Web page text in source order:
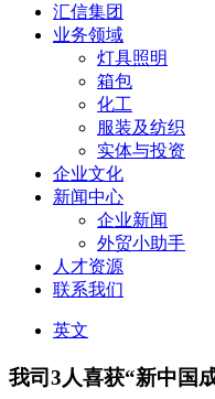
汇信集团
业务领域
灯具照明
箱包
化工
服装及纺织
实体与投资
企业文化
新闻中心
企业新闻
外贸小助手
人才资源
联系我们
英文
我司3人喜获“新中国